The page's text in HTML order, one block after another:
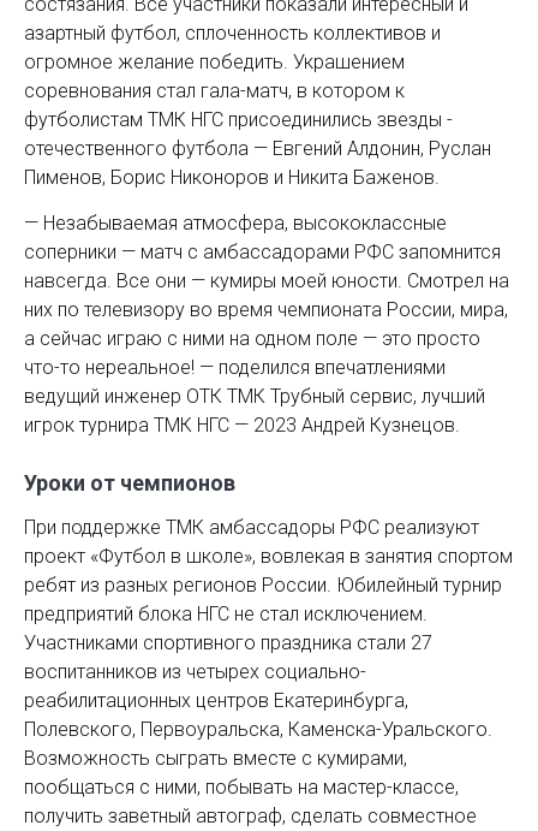
азартный футбол, сплоченность коллективов и
огромное желание победить. Украшением
соревнования стал гала-матч, в котором к
футболистам ТМК НГС присо­единились звезды ­
отечественного футбола — Евгений Алдонин, Руслан
Пименов, Борис Никоноров и Никита Баженов.
— Незабываемая атмосфера, высококлассные
соперники — матч с амбассадорами РФС запомнится
навсегда. Все они — кумиры моей юности. Смотрел на
них по телевизору во время чемпионата России, мира,
а сейчас играю с ними на одном поле — это просто
что-то нереальное! — поделился впечатлениями
ведущий инженер ОТК ТМК Трубный сервис, лучший
игрок турнира ТМК НГС — 2023 ­Андрей Кузнецов.
Уроки от чемпионов
При поддержке ТМК амбассадоры РФС реализуют
проект «Футбол в школе», вовлекая в занятия спортом
ребят из разных регионов России. Юбилейный турнир
предприятий блока НГС не стал исключением.
Участниками спортивного праздника стали 27
воспитанников из четырех социально-
реабилитационных центров Екатеринбурга,
Полевского, Первоуральска, Каменска-Уральского.
Возможность сыграть вместе с кумирами,
пообщаться с ними, побывать на мастер-классе,
получить заветный автограф, сделать совместное